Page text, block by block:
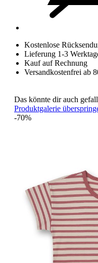
Kostenlose
Lieferung 1-3
Kauf auf Rechnung
Versandkostenfrei ab
Das könnte dir auch
Produktgalerie
-70%